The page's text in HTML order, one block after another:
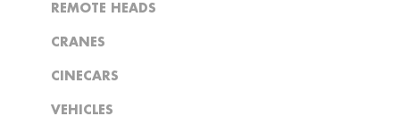
REMOTE HEADS
CRANES
CINECARS
VEHICLES